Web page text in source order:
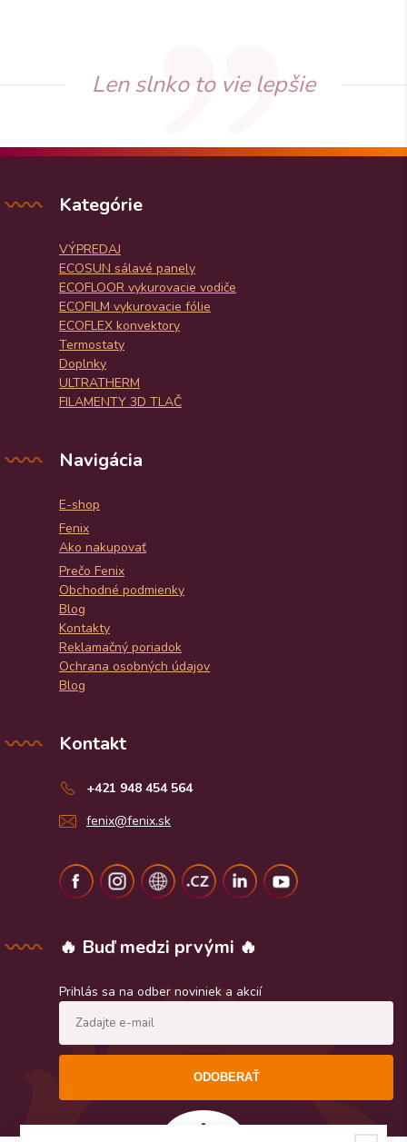
Len slnko to vie lepšie
Kategórie
VÝPREDAJ
ECOSUN sálavé panely
ECOFLOOR vykurovacie vodiče
ECOFILM vykurovacie fólie
ECOFLEX konvektory
Termostaty
Doplnky
ULTRATHERM
FILAMENTY 3D TLAČ
Navigácia
E-shop
Fenix
Ako nakupovať
Prečo Fenix
Obchodné podmienky
Blog
Kontakty
Reklamačný poriadok
Ochrana osobných údajov
Blog
Kontakt
+421 948 454 564
fenix@fenix.sk
🔥 Buď medzi prvými 🔥
Prihlás sa na odber noviniek a akcií
ODOBERAŤ